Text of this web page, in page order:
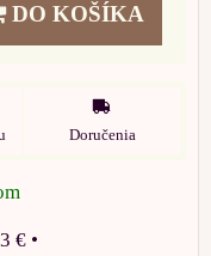
DO KOŠÍKA
Doručenia
€ •